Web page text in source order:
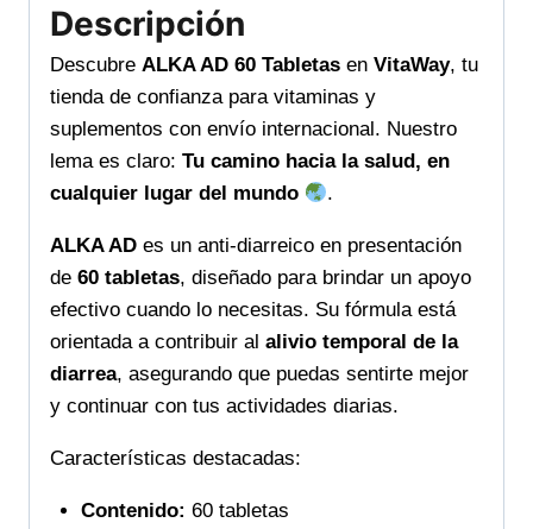
efectivo
necesites
cantidad
Descripción
Descubre ALKA AD 60 Tabletas en VitaWay, tu
tienda de confianza para vitaminas y
suplementos con envío internacional. Nuestro
lema es claro: Tu camino hacia la salud, en
cualquier lugar del mundo
.
ALKA AD es un anti-diarreico en presentación
de 60 tabletas, diseñado para brindar un apoyo
efectivo cuando lo necesitas. Su fórmula está
orientada a contribuir al alivio temporal de la
diarrea, asegurando que puedas sentirte mejor
y continuar con tus actividades diarias.
Características destacadas:
Contenido: 60 tabletas